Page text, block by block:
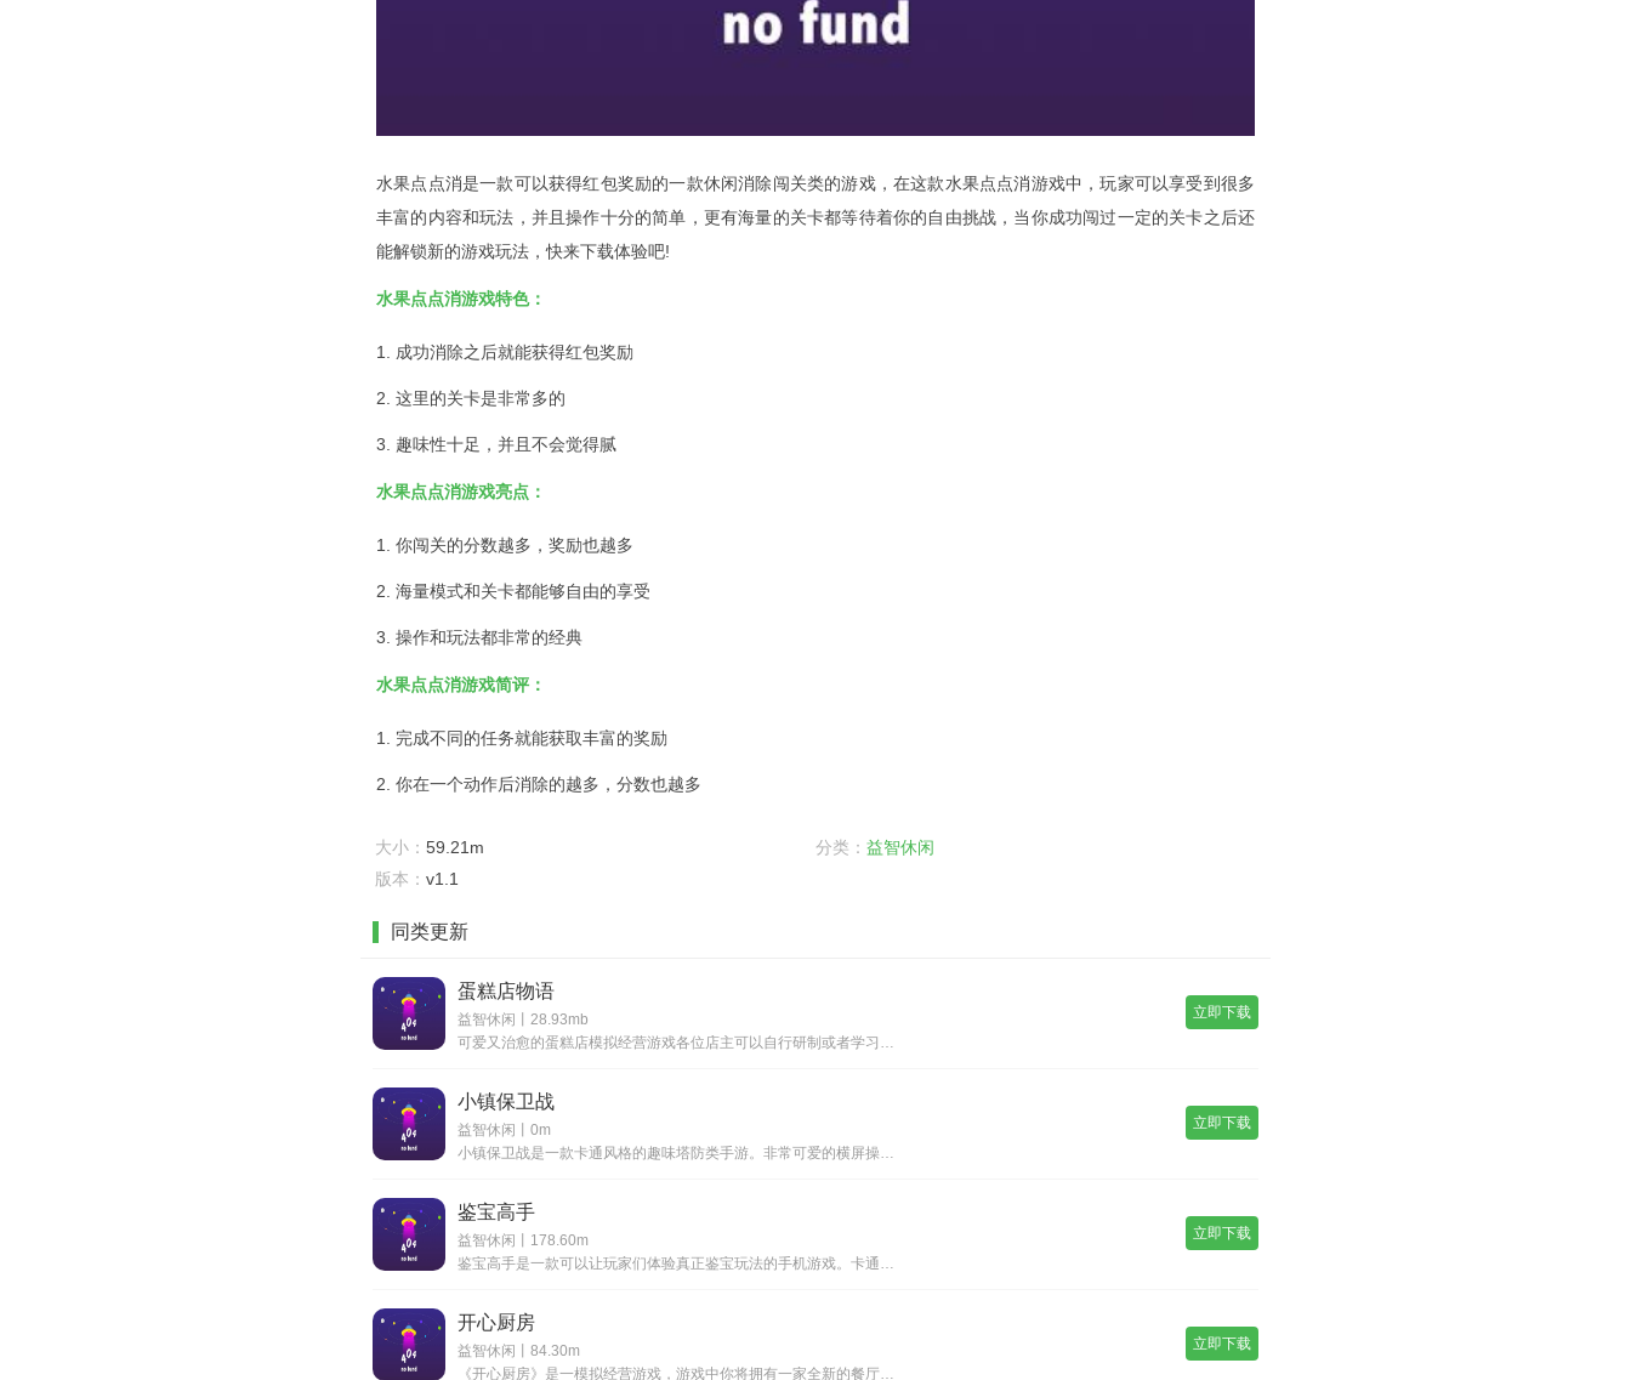
水果点点消是一款可以获得红包奖励的一款休闲消除闯关类的游戏，在这款水果点点消游戏中，玩家可以享受到很多
丰富的内容和玩法，并且操作十分的简单，更有海量的关卡都等待着你的自由挑战，当你成功闯过一定的关卡之后还
能解锁新的游戏玩法，快来下载体验吧!
水果点点消游戏特色：
1. 成功消除之后就能获得红包奖励
2. 这里的关卡是非常多的
3. 趣味性十足，并且不会觉得腻
水果点点消游戏亮点：
1. 你闯关的分数越多，奖励也越多
2. 海量模式和关卡都能够自由的享受
3. 操作和玩法都非常的经典
水果点点消游戏简评：
1. 完成不同的任务就能获取丰富的奖励
2. 你在一个动作后消除的越多，分数也越多
大小： 59.21m 分类： 益智休闲
版本： v1.1
同类更新
蛋糕店物语
益智休闲丨28.93mb
可爱又治愈的蛋糕店模拟经营游戏各位店主可以自行研制或者学习各种各样的菜谱，制作各种各样的美味蛋糕！牛奶布丁，草莓果冻蛋糕，牛角面包，猫猫面包！前往家具店或者抽奖中心可以获得丰富的店内装饰品哦！搭配各种风格的家具，欧式甜品桌，日式榻榻米，国风
立即下载
小镇保卫战
益智休闲丨0m
小镇保卫战是一款卡通风格的趣味塔防类手游。非常可爱的横屏操作玩法，玩家们需要根据敌人的进攻来放置防御措施，同时不断地升级可以获得更多奖励，让你在小镇保卫战中可以顺利保护好自己的阵地。每个塔防机制都有自己的特点，合理的搭配可以产生最大的防御能
立即下载
鉴宝高手
益智休闲丨178.60m
鉴宝高手是一款可以让玩家们体验真正鉴宝玩法的手机游戏。卡通风格的人物和场景，玩家们可以根据自己的喜好进行鉴别，同时鉴宝高手也非常考验你的策略能力。轻松完成鉴宝挑战后，就可以将宝物放在合适的位置进行展出，模拟真实生活的鉴宝挑战玩法，让你的游戏
立即下载
开心厨房
益智休闲丨84.30m
《开心厨房》是一模拟经营游戏，游戏中你将拥有一家全新的餐厅，将会迎来一场考验，测试你的经营能力，如果是你，是否能够将一家小餐厅，做大做强再创辉煌呢？ 游戏中，你需要通过接待客人获取游戏货币，然后通过货币解锁更多的菜肴，雇佣员工，升级
立即下载